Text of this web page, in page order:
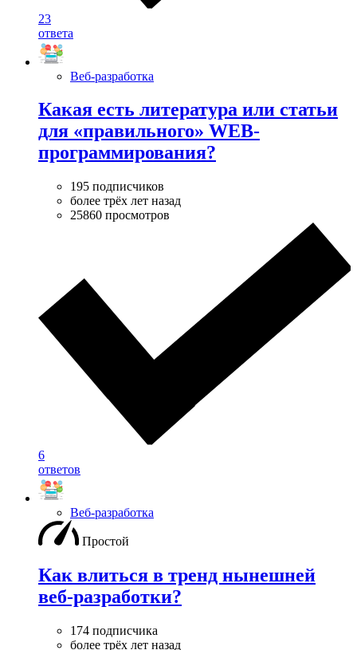
23
ответа
Веб-разработка
Какая есть литература или статьи
для «правильного» WEB-
программирования?
195 подписчиков
более трёх лет назад
25860 просмотров
6
ответов
Веб-разработка
Простой
Как влиться в тренд нынешней
веб-разработки?
174 подписчика
более трёх лет назад